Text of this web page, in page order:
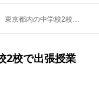
中学校2校で出張授業を実施しました！
2校で出張授業